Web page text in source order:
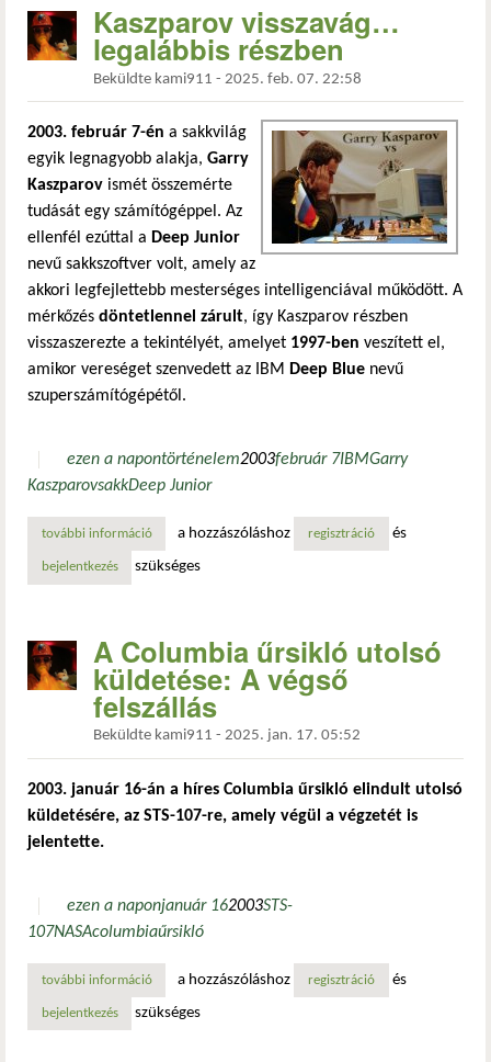
Kaszparov visszavág…
legalábbis részben
Beküldte kami911 - 2025. feb. 07. 22:58
2003. február 7-én a sakkvilág
egyik legnagyobb alakja, Garry
Kaszparov ismét összemérte
tudását egy számítógéppel. Az
ellenfél ezúttal a Deep Junior
nevű sakkszoftver volt, amely az
akkori legfejlettebb mesterséges intelligenciával működött. A
mérkőzés döntetlennel zárult, így Kaszparov részben
visszaszerezte a tekintélyét, amelyet 1997-ben veszített el,
amikor vereséget szenvedett az IBM Deep Blue nevű
szuperszámítógépétől.
ezen a napontörténelem2003február 7IBMGarry
KaszparovsakkDeep Junior
további információkaszparov visszavág… legalábbis részben tartalommal
a hozzászóláshoz regisztráció és
bejelentkezés szükséges
A Columbia űrsikló utolsó
küldetése: A végső
felszállás
Beküldte kami911 - 2025. jan. 17. 05:52
2003. január 16-án a híres Columbia űrsikló elindult utolsó
küldetésére, az STS-107-re, amely végül a végzetét is
jelentette.
ezen a naponjanuár 162003STS-
107NASAcolumbiaűrsikló
további információa columbia űrsikló utolsó küldetése: a végső felszállás
a hozzászóláshoz regisztráció és
bejelentkezés szükséges